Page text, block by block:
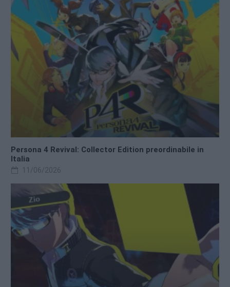
Persona 4 Revival: Collector Edition preordinabile in
Italia
11/06/2026